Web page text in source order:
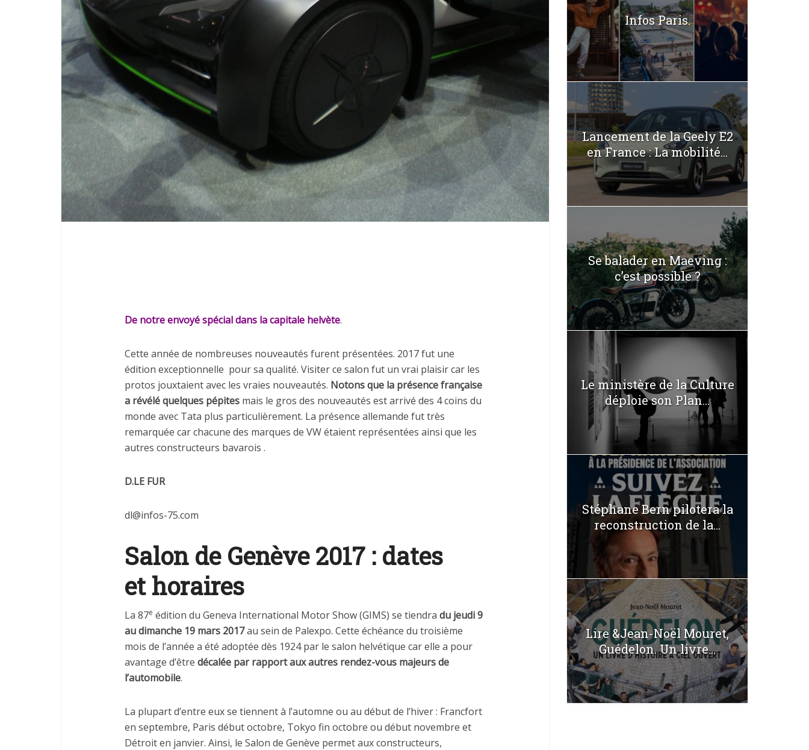
De notre envoyé spécial dans la capitale helvète.
Cette année de nombreuses nouveautés furent présentées. 2017 fut une
édition exceptionnelle pour sa qualité. Visiter ce salon fut un vrai plaisir car les
protos jouxtaient avec les vraies nouveautés. Notons que la présence française
a révélé quelques pépites mais le gros des nouveautés est arrivé des 4 coins du
monde avec Tata plus particulièrement. La présence allemande fut très
remarquée car chacune des marques de VW étaient représentées ainsi que les
autres constructeurs bavarois .
D.LE FUR
dl@infos-75.com
Salon de Genève 2017 : dates
et horaires
La 87e édition du Geneva International Motor Show (GIMS) se tiendra du jeudi 9
au dimanche 19 mars 2017au sein de Palexpo. Cette échéance du troisième
mois de l’année a été adoptée dès 1924 par le salon helvétique car elle a pour
avantage d’être décalée par rapport aux autres rendez-vous majeurs de
l’automobile.
La plupart d’entre eux se tiennent à l’automne ou au début de l’hiver : Francfort
en septembre, Paris début octobre, Tokyo fin octobre ou début novembre et
Détroit en janvier. Ainsi, le Salon de Genève permet aux constructeurs,
Infos Paris.
Lancement de la Geely E2
en France : La mobilité...
Se balader en Maeving :
c’est possible ?
Le ministère de la Culture
déploie son Plan...
Stéphane Bern pilotera la
reconstruction de la...
Lire &Jean-Noël Mouret,
Guédelon. Un livre...